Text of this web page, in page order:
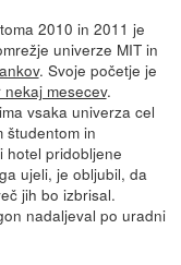
2010 in 2011 je
univerze MIT in
. Svoje početje je
mesecev.
vsaka univerza cel
študentom in
hotel pridobljene
ujeli, je obljubil, da
jih bo izbrisal.
nadaljeval po uradni